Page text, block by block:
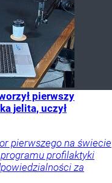
pierwszy
jelita, uczył
pierwszego na świecie
profilaktyki
za